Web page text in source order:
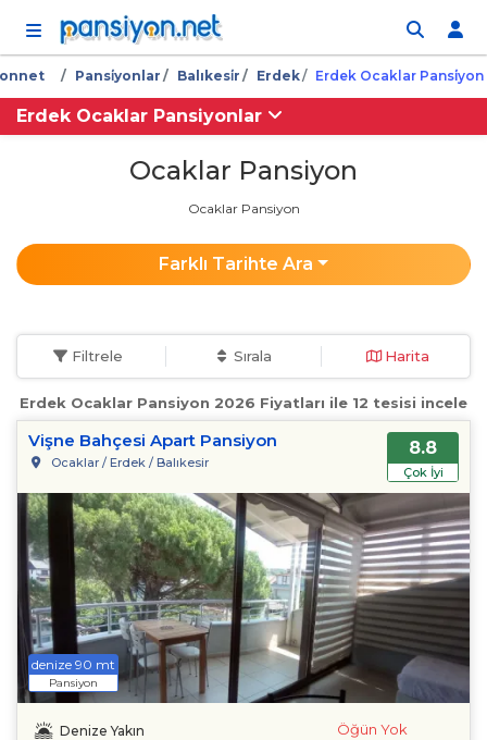
Pansi̇yonlar Balıkesi̇r Erdek Erdek Ocaklar Pansi̇yon
Erdek Ocaklar Pansiyonlar
Ocaklar Pansiyon
Ocaklar Pansiyon
Farklı Tarihte Ara
Filtrele Sırala Harita
Erdek Ocaklar Pansiyon 2026 Fiyatları ile 12 tesisi incele
Vişne Bahçesi Apart Pansiyon
Ocaklar / Erdek / Balıkesir
8.8
Çok İyi
denize 90 mt
Pansiyon
Denize Yakın
Öğün Yok